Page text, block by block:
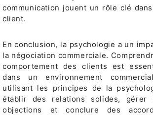
communication jouent un rôle clé
client.
En conclusion, la psychologie a un
la négociation commerciale.
comportement des clients est
dans un environnement
utilisant les principes de la
établir des relations solides, gérer
objections et conclure des